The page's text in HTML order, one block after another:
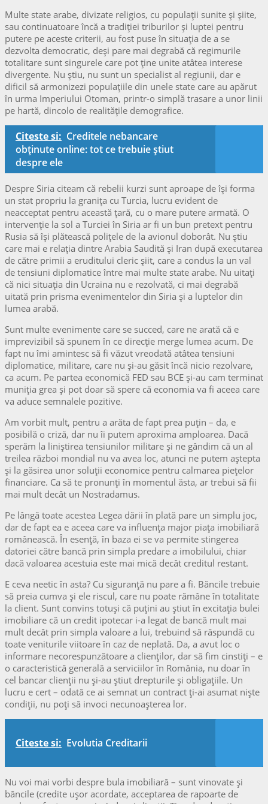
Multe state arabe, divizate religios, cu populații sunite și șiite,
sau continuatoare încă a tradiției triburilor și luptei pentru
putere pe aceste criterii, au fost puse în situația de a se
dezvolta democratic, deși pare mai degrabă că regimurile
totalitare sunt singurele care pot ține unite atâtea interese
divergente. Nu știu, nu sunt un specialist al regiunii, dar e
dificil să armonizezi populațiile din unele state care au apărut
în urma Imperiului Otoman, printr-o simplă trasare a unor linii
pe hartă, dincolo de realitățile demografice.
Citeste si: Creditele nebancare
obținute online: tot ce trebuie ştiut
despre ele
Despre Siria citeam că rebelii kurzi sunt aproape de își forma
un stat propriu la granița cu Turcia, lucru evident de
neacceptat pentru această țară, cu o mare putere armată. O
intervenție la sol a Turciei în Siria ar fi un bun pretext pentru
Rusia să își plătească polițele de la avionul doborât. Nu știu
care mai e relația dintre Arabia Saudită și Iran după executarea
de către primii a eruditului cleric șiit, care a condus la un val
de tensiuni diplomatice între mai multe state arabe. Nu uitați
că nici situația din Ucraina nu e rezolvată, ci mai degrabă
uitată prin prisma evenimentelor din Siria și a luptelor din
lumea arabă.
Sunt multe evenimente care se succed, care ne arată că e
imprevizibil să spunem în ce direcție merge lumea acum. De
fapt nu îmi amintesc să fi văzut vreodată atâtea tensiuni
diplomatice, militare, care nu și-au găsit încă nicio rezolvare,
ca acum. Pe partea economică FED sau BCE și-au cam terminat
muniția grea și pot doar să spere că economia va fi aceea care
va aduce semnalele pozitive.
Am vorbit mult, pentru a arăta de fapt prea puțin – da, e
posibilă o criză, dar nu îi putem aproxima amploarea. Dacă
sperăm la liniștirea tensiunilor militare și ne gândim că un al
treilea război mondial nu va avea loc, atunci ne putem aștepta
și la găsirea unor soluții economice pentru calmarea piețelor
financiare. Ca să te pronunți în momentul ăsta, ar trebui să fii
mai mult decât un Nostradamus.
Pe lângă toate acestea Legea dării în plată pare un simplu joc,
dar de fapt ea e aceea care va influența major piața imobiliară
românească. În esență, în baza ei se va permite stingerea
datoriei către bancă prin simpla predare a imobilului, chiar
dacă valoarea acestuia este mai mică decât creditul restant.
E ceva neetic în asta? Cu siguranță nu pare a fi. Băncile trebuie
să preia cumva și ele riscul, care nu poate rămâne în totalitate
la client. Sunt convins totuși că puțini au știut în excitația bulei
imobiliare că un credit ipotecar i-a legat de bancă mult mai
mult decât prin simpla valoare a lui, trebuind să răspundă cu
toate veniturile viitoare în caz de neplată. Da, a avut loc o
informare necorespunzătoare a clienților, dar să fim cinstiți – e
o caracteristică generală a serviciilor în România, nu doar în
cel bancar clienții nu și-au știut drepturile și obligațiile. Un
lucru e cert – odată ce ai semnat un contract ți-ai asumat niște
condiții, nu poți să invoci necunoașterea lor.
Citeste si: Evolutia Creditarii
Nu voi mai vorbi despre bula imobiliară – sunt vinovate și
băncile (credite ușor acordate, acceptarea de rapoarte de